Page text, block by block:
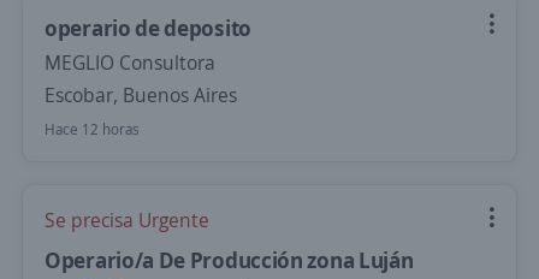
operario de deposito
MEGLIO Consultora
Escobar, Buenos Aires
Hace 12 horas
Se precisa Urgente
Operario/a De Producción zona Luján